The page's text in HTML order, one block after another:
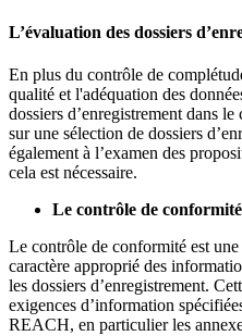
L’évaluation des dossiers
En plus du contrôle de
qualité et l'adéquation des
dossiers d’enregistrement dans
sur une sélection de dossiers
également à l’examen des
cela est nécessaire.
Le contrôle de conformité
Le contrôle de conformité est
caractère approprié des
les dossiers d’enregistrement.
exigences d’information
REACH, en particulier les